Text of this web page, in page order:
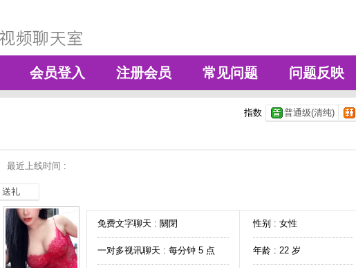
会员登入 注册会员 常见问题 问题反映
指数 普通级(清纯)
最近上线时间 :
送礼
免费文字聊天 : 關閉
一对多视讯聊天 : 每分钟 5 点
性别 : 女性
年龄 : 22 岁